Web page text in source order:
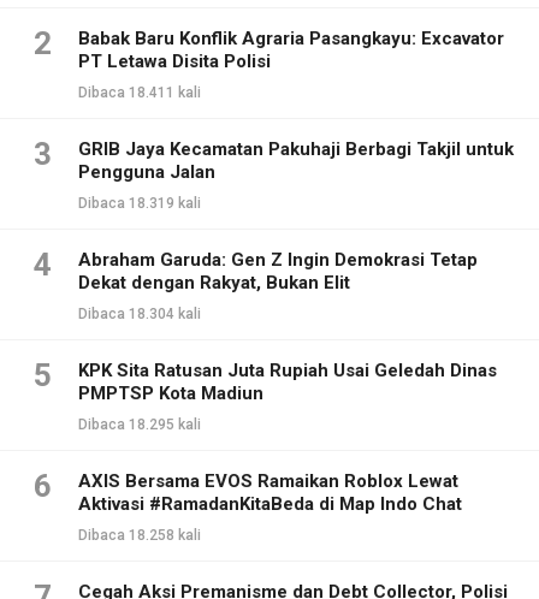
2
Babak Baru Konflik Agraria Pasangkayu: Excavator
PT Letawa Disita Polisi
Dibaca 18.411 kali
3
GRIB Jaya Kecamatan Pakuhaji Berbagi Takjil untuk
Pengguna Jalan
Dibaca 18.319 kali
4
Abraham Garuda: Gen Z Ingin Demokrasi Tetap
Dekat dengan Rakyat, Bukan Elit
Dibaca 18.304 kali
5
KPK Sita Ratusan Juta Rupiah Usai Geledah Dinas
PMPTSP Kota Madiun
Dibaca 18.295 kali
6
AXIS Bersama EVOS Ramaikan Roblox Lewat
Aktivasi #RamadanKitaBeda di Map Indo Chat
Dibaca 18.258 kali
Cegah Aksi Premanisme dan Debt Collector, Polisi